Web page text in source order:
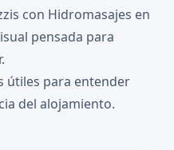
con Hidromasajes en
pensada para
útiles para entender
del alojamiento.